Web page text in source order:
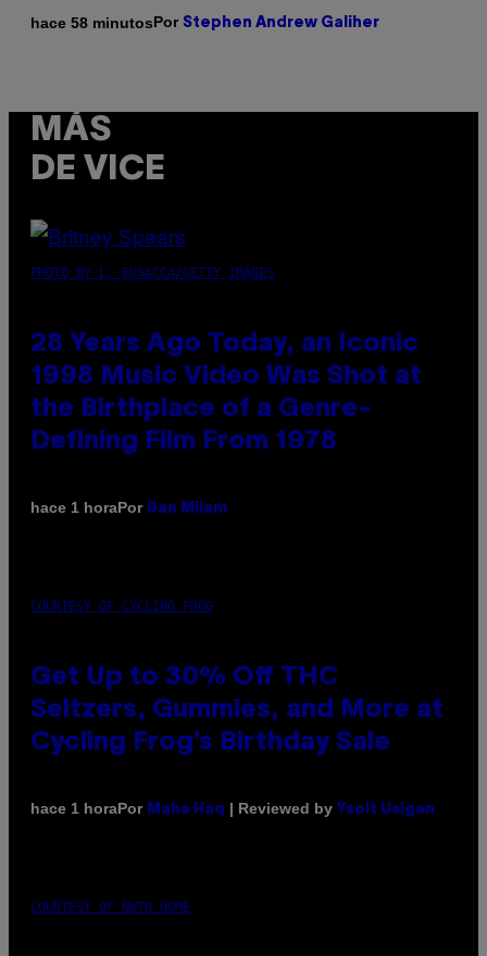
hace 58 minutosPor Stephen Andrew Galiher
MÁS
DE VICE
PHOTO BY L. BUSACCA/GETTY IMAGES
28 Years Ago Today, an Iconic
1998 Music Video Was Shot at
the Birthplace of a Genre-
Defining Film From 1978
hace 1 horaPor Dan Milam
COURTESY OF CYCLING FROG
Get Up to 30% Off THC
Seltzers, Gummies, and More at
Cycling Frog’s Birthday Sale
hace 1 horaPor Maha Haq | Reviewed by Ysolt Usigan
COURTESY OF NWTN HOME